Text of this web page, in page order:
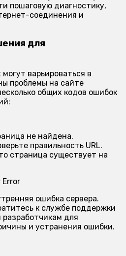
пошаговую диагностику,
соединения и
для
варьироваться в
проблемы на сайте
общих кодов ошибок
не найдена.
правильность URL.
страница существует на
ошибка сервера.
к службе поддержки
разработчикам для
и устранения ошибки.